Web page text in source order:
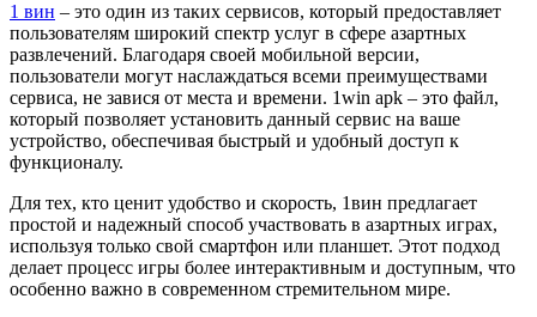
1 вин – это один из таких сервисов, который предоставляет
пользователям широкий спектр услуг в сфере азартных
развлечений. Благодаря своей мобильной версии,
пользователи могут наслаждаться всеми преимуществами
сервиса, не завися от места и времени. 1win apk – это файл,
который позволяет установить данный сервис на ваше
устройство, обеспечивая быстрый и удобный доступ к
функционалу.
Для тех, кто ценит удобство и скорость, 1вин предлагает
простой и надежный способ участвовать в азартных играх,
используя только свой смартфон или планшет. Этот подход
делает процесс игры более интерактивным и доступным, что
особенно важно в современном стремительном мире.